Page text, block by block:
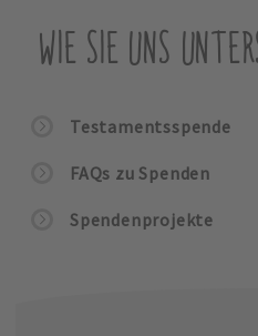
WIE SIE UNS
Testamentsspende
FAQs zu Spenden
Spendenprojekte